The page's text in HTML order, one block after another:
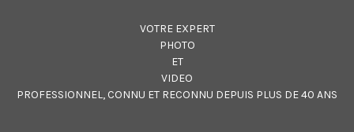
VOTRE EXPERT
PHOTO
ET
VIDEO
PROFESSIONNEL, CONNU ET RECONNU DEPUIS PLUS DE 40 ANS